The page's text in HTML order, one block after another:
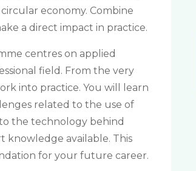
economy. Combine
a direct impact in practice.
centres on applied
field. From the very
into practice. You will learn
related to the use of
the technology behind
knowledge available. This
for your future career.